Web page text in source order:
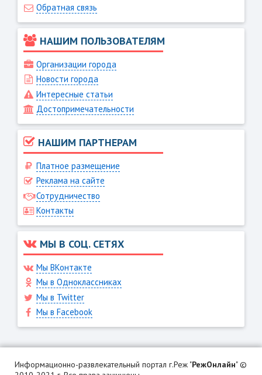
Обратная связь
НАШИМ ПОЛЬЗОВАТЕЛЯМ
Организации города
Новости города
Интересные статьи
Достопримечательности
НАШИМ ПАРТНЕРАМ
Платное размещение
Реклама на сайте
Сотрудничество
Контакты
МЫ В СОЦ. СЕТЯХ
Мы ВКонтакте
Мы в Одноклассниках
Мы в Twitter
Мы в Facebook
Информационно-развлекательный портал г.Реж "РежОнлайн" ©